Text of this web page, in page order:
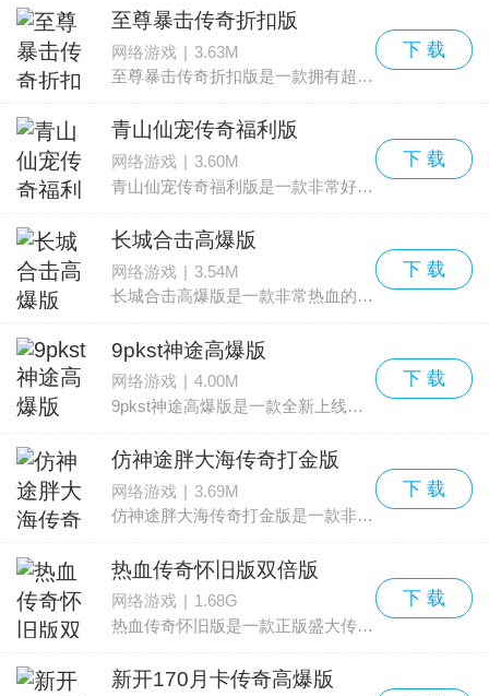
至尊暴击传奇折扣版
网络游戏 | 3.63M
至尊暴击传奇折扣版是一款拥有超多丰富折扣的传奇游戏，在这款传奇游戏当中，你可以尽情的展现出自己的格斗技术，让我们轻松的获得你想要的传奇玩法，上线就能获得时装，非常刺激哦。
下 载
青山仙宠传奇福利版
网络游戏 | 3.60M
青山仙宠传奇福利版是一款非常好玩的传奇游戏。这款传奇游戏拥有着各种强大的仙宠可以收集，对你的升级，属性提升有着非常大的帮助哦，快来下载体验一下吧。
下 载
长城合击高爆版
网络游戏 | 3.54M
长城合击高爆版是一款非常热血的传奇游戏，各种热血的任务等着你来完成，五十倍的爆率各种绿毒套，冰雪套，黄金套等等都是轻松就能集齐的，想要体验这些套装究竟有多强力吗?就来点击
下 载
9pkst神途高爆版
网络游戏 | 4.00M
9pkst神途高爆版是一款全新上线的神途游戏，主打高难度副本，对于玩家们来说是一个不小的挑战，并且还有超级多的任务和福利内容在等待玩家们体验，上手轻松简单，并且游玩起来也是超
下 载
仿神途胖大海传奇打金版
网络游戏 | 3.69M
仿神途胖大海传奇打金版是一款非常好玩的神途传奇游戏，在这款传奇游戏中你可以尽情的征战沙城，完成各种传奇任务，这里不仅仅有传奇的玩法，还能送你传奇的福利，让你的成长更加迅速
下 载
热血传奇怀旧版双倍版
网络游戏 | 1.68G
热血传奇怀旧版是一款正版盛大传奇授权的手游。最原始的1.76盛大版本，让你感受正版传奇手游给你带来的丰富福利，这款游戏版本为双倍版，上线就能直接获得双倍凭证，使用就能获得双
下 载
新开170月卡传奇高爆版